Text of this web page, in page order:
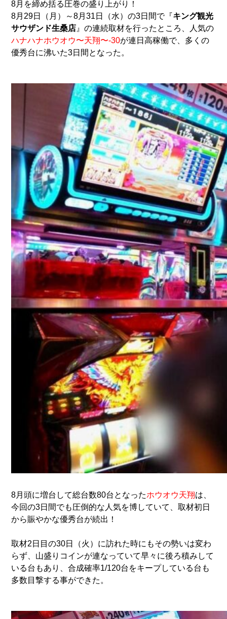
8月を締め括る圧巻の盛り上がり！
8月29日（月）～8月31日（水）の3日間で『キング観光
サウザンド生桑店 』の連続取材を行ったところ、人気の
ハナハナホウオウ〜天翔〜-30が連日高稼働で、多くの
優秀台に沸いた3日間となった。
8月頭に増台して総台数80台となったホウオウ天翔は、
今回の3日間でも圧倒的な人気を博していて、取材初日
から賑やかな優秀台が続出！
取材2日目の30日（火）に訪れた時にもその勢いは変わ
らず、山盛りコインが連なっていて早々に後ろ積みして
いる台もあり、合成確率1/120台をキープしている台も
多数目撃する事ができた。